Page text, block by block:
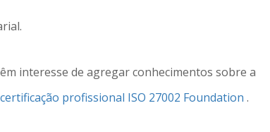
interesse de agregar conhecimentos sobre a
certificação profissional ISO 27002 Foundation .